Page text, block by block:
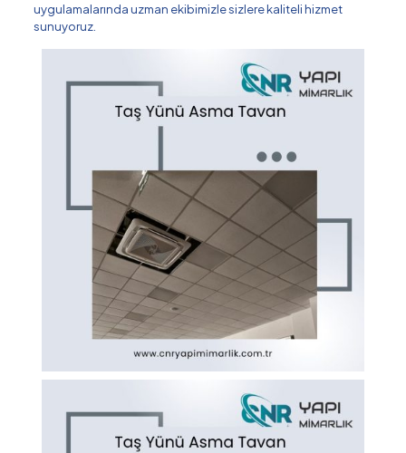
uygulamalarında uzman ekibimizle sizlere kaliteli hizmet
sunuyoruz.